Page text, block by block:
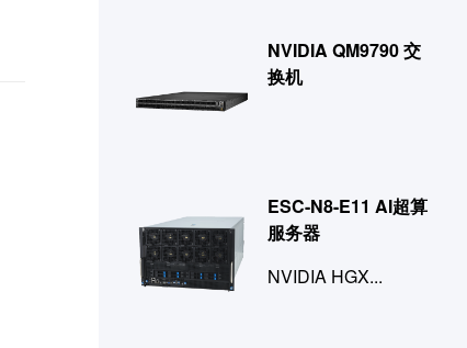
NVIDIA QM9790 交
换机
ESC-N8-E11 AI超算
服务器
NVIDIA HGX...